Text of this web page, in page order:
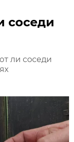
соседи
ли соседи